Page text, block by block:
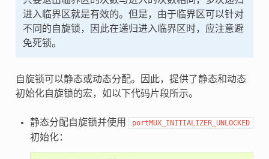
进入临界区就是有效的。但是，由于临界区可以针对
不同的自旋锁，因此在递归进入临界区时，应注意避
免死锁。
自旋锁可以静态或动态分配。因此，提供了静态和动态
初始化自旋锁的宏，如以下代码片段所示。
静态分配自旋锁并使用 portMUX_INITIALIZER_UNLOCKED
初始化：